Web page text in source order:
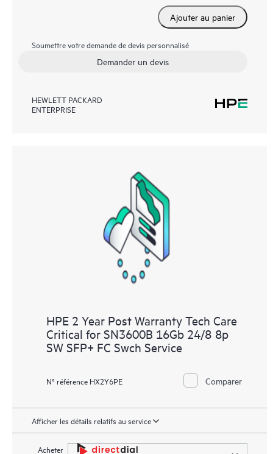
Ajouter au panier
Soumettre votre demande de devis personnalisé
Demander un devis
HEWLETT PACKARD
ENTERPRISE
HPE 2 Year Post Warranty Tech Care
Critical for SN3600B 16Gb 24/8 8p
SW SFP+ FC Swch Service
N° référence HX2Y6PE Comparer
Afficher les détails relatifs au service
Acheter